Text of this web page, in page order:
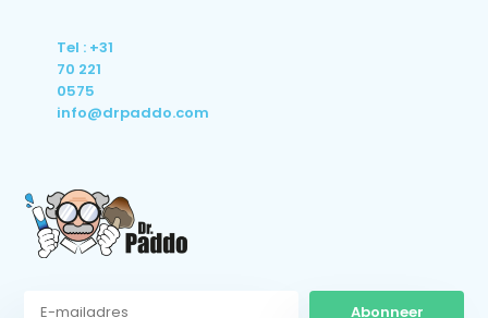
Tel : +31
70 221
0575
info@drpaddo.com
Abonneer